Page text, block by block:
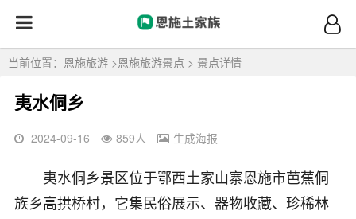
当前位置： 恩施旅游 >恩施旅游景点 > 景点详情
夷水侗乡
2024-09-16 859 人 生成海报
夷水侗乡景区位于鄂西土家山寨恩施市芭蕉侗
族乡高拱桥村，它集民俗展示、器物收藏、珍稀林